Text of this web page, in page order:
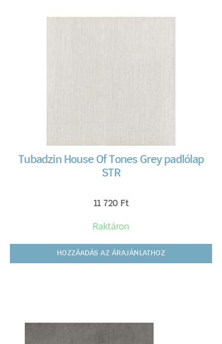
Tubadzin House Of Tones Grey padlólap
STR
11 720 Ft
Raktáron
HOZZÁADÁS AZ ÁRAJÁNLATHOZ